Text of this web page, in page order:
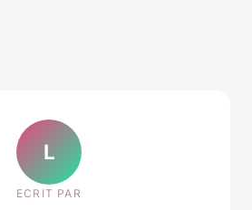
L
ECRIT PAR